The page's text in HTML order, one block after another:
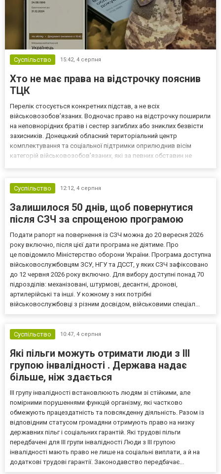
Суспільство 15:42, 4 серпня
Хто не має права на відстрочку пояснив
ТЦК
Перелік стосується конкретних підстав, а не всіх
військовозобов’язаних. Водночас право на відстрочку поширили
на неповнорідних братів і сестер загиблих або зниклих безвісти
захисників. Донецький обласний територіальний центр
комплектування та соціальної підтримки оприлюднив вісім
категорій військовозобов’язаних, які за певних обставин не
Суспільство
12:12, 4 серпня
Залишилося 50 днів, щоб повернутися
після СЗЧ за спрощеною програмою
Подати рапорт на повернення із СЗЧ можна до 20 вересня 2026
року включно, після цієї дати програма не діятиме. Про
це повідомило Міністерство оборони України. Програма доступна
військовослужбовцям ЗСУ, НГУ та ДССТ, у яких СЗЧ зафіксовано
до 12 червня 2026 року включно. Для вибору доступні понад 70
підрозділів: механізовані, штурмові, десантні, дронові,
артилерійські та інші. У кожному з них потрібні
військовослужбовці з різним досвідом, військовими спеціал...
Суспільство 10:47, 4 серпня
Які пільги можуть отримати люди з III
групою інвалідності . Держава надає
більше, ніж здається
III групу інвалідності встановлюють людям зі стійкими, але
помірними порушеннями функцій організму, які частково
обмежують працездатність та повсякденну діяльність. Разом із
відповідним статусом громадяни отримують право на низку
державних пільг і соціальних гарантій. Які трудові пільги
передбачені для III групи інвалідності Люди з III групою
інвалідності мають право не лише на соціальні виплати, а й на
додаткові трудові гарантії. Законодавство передбачає...